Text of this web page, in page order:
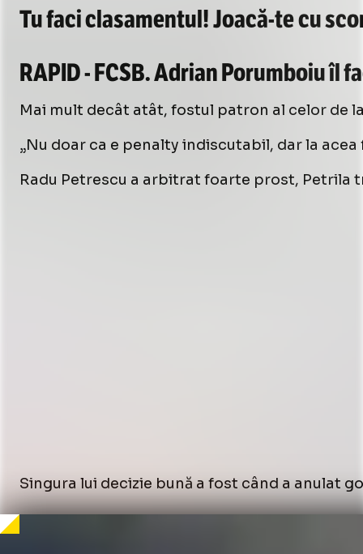
Tu faci clasamentul!Joacă-tecu
RAPID - FCSB. Adrian Porumboiu îl
Mai mult decât atât, fostul patron al celor de
„Nu doar ca e penalty indiscutabil, dar la
Radu Petrescu a arbitrat foarte prost, Petrila
Singura lui decizie bună a fost când a anulat